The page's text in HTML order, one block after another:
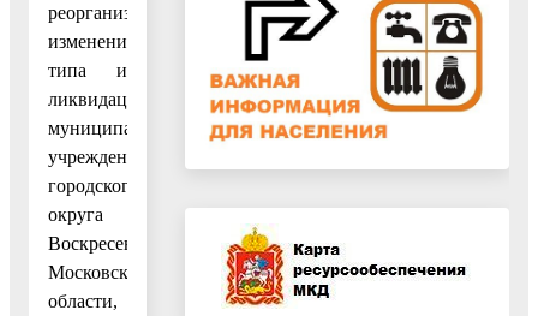
реорганизации,
изменения
типа и
ликвидации
муниципальных
учреждений
городского
округа
Воскресенск
Московской
области,